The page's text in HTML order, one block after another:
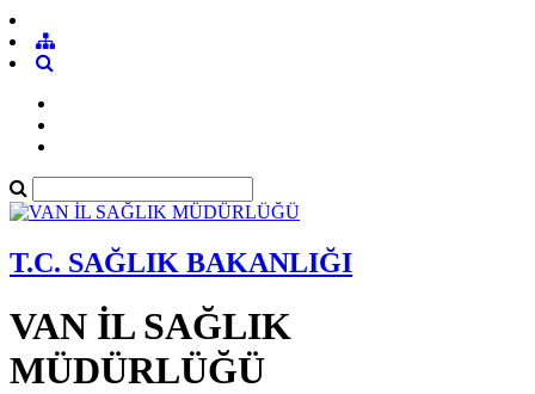
T.C. SAĞLIK BAKANLIĞI
VAN İL SAĞLIK
MÜDÜRLÜĞÜ